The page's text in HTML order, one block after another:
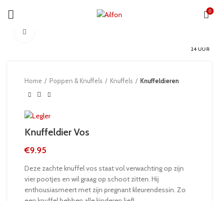
0
24 UUR
Home Poppen & Knuffels Knuffels Knuffeldieren
Knuffeldier Vos
€9.95
Deze zachte knuffel vos staat vol verwachting op zijn
vier pootjes en wil graag op schoot zitten. Hij
enthousiasmeert met zijn pregnant kleurendessin. Zo